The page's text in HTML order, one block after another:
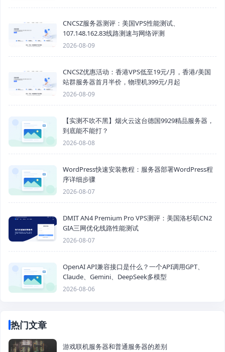
CNCSZ服务器测评：美国VPS性能测试、
107.148.162.83线路测速与网络评测
2026-08-09
CNCSZ优惠活动：香港VPS低至19元/月，香港/美国
站群服务器首月半价，物理机399元/月起
2026-08-09
【实测不吹不黑】烟火云这台德国9929精品服务器，
到底能不能打？
2026-08-08
WordPress快速安装教程：服务器部署WordPress程
序详细步骤
2026-08-07
DMIT AN4 Premium Pro VPS测评：美国洛杉矶CN2
GIA三网优化线路性能测试
2026-08-07
OpenAI API兼容接口是什么？一个API调用GPT、
Claude、Gemini、DeepSeek多模型
2026-08-06
热门文章
游戏联机服务器和普通服务器的差别